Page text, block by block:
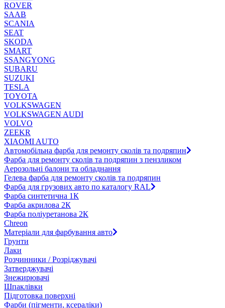
ROVER
SAAB
SCANIA
SEAT
SKODA
SMART
SSANGYONG
SUBARU
SUZUKI
TESLA
TOYOTA
VOLKSWAGEN
VOLKSWAGEN AUDI
VOLVO
ZEEKR
XIAOMI AUTO
Автомобільна фарба для ремонту сколів та подряпин
Фарба для ремонту сколів та подряпин з пензликом
Аерозольні балони та обладнання
Гелева фарба для ремонту сколів та подряпин
Фарба для грузових авто по каталогу RAL
Фарба синтетична 1К
Фарба акрилова 2К
Фарба поліуретанова 2К
Chreon
Матеріали для фарбування авто
Грунти
Лаки
Розчинники / Розріджувачі
Затверджувачі
Знежирювачі
Шпаклівки
Підготовка поверхні
Фарби (пігменти, ксераліки)